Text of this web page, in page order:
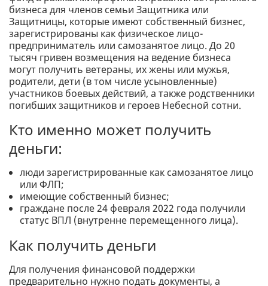
бизнеса для членов семьи Защитника или
Защитницы, которые имеют собственный бизнес,
зарегистрированы как физическое лицо-
предприниматель или самозанятое лицо. До 20
тысяч гривен возмещения на ведение бизнеса
могут получить ветераны, их жены или мужья,
родители, дети (в том числе усыновленные)
участников боевых действий, а также родственники
погибших защитников и героев Небесной сотни.
Кто именно может получить
деньги:
люди зарегистрированные как самозанятое лицо
или ФЛП;
имеющие собственный бизнес;
граждане после 24 февраля 2022 года получили
статус ВПЛ (внутренне перемещенного лица).
Как получить деньги
Для получения финансовой поддержки
предварительно нужно подать документы, а